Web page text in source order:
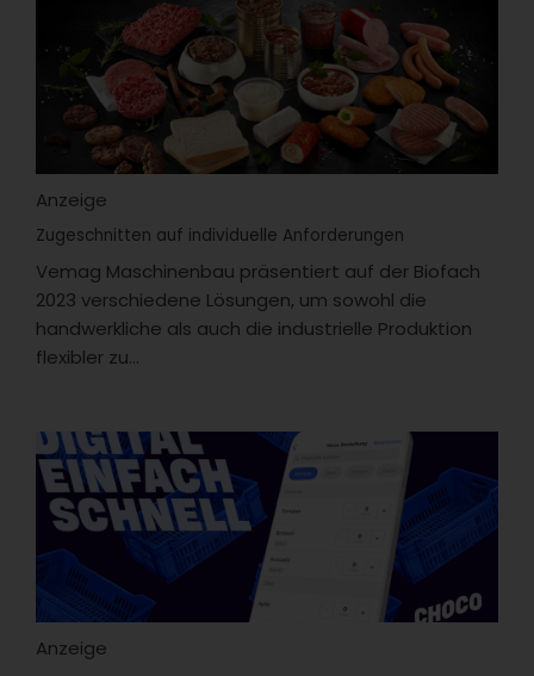
Anzeige
Zugeschnitten auf individuelle Anforderungen
Vemag Maschinenbau präsentiert auf der Biofach
2023 verschiedene Lösungen, um sowohl die
handwerkliche als auch die industrielle Produktion
flexibler zu...
Anzeige